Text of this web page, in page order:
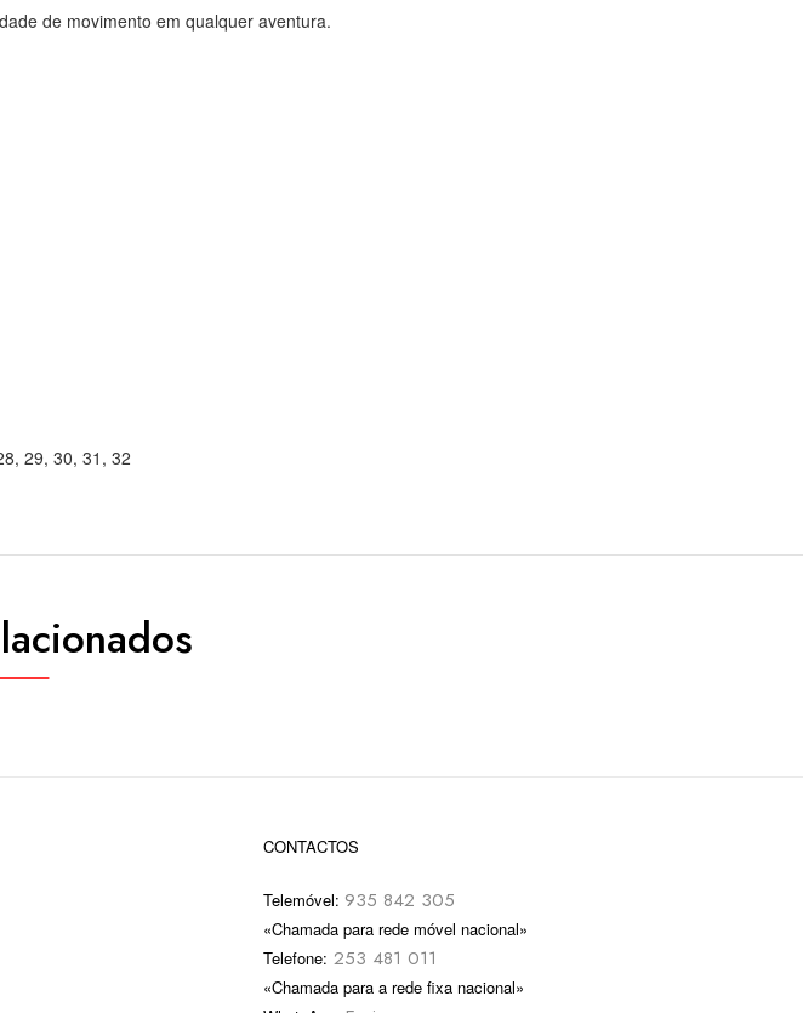
de movimento em qualquer aventura.
29, 30, 31, 32
CONTACTOS
Telemóvel: 935 842 305
«Chamada para rede móvel nacional»
Telefone: 253 481 011
«Chamada para a rede fixa nacional»